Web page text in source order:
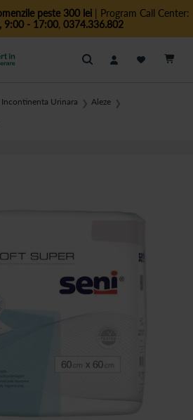
peste 300 lei| Program Call Center:
9:00 - 17:00, 0374.336.802
Cautare
Incontinenta Urinara ❯ Aleze ❯